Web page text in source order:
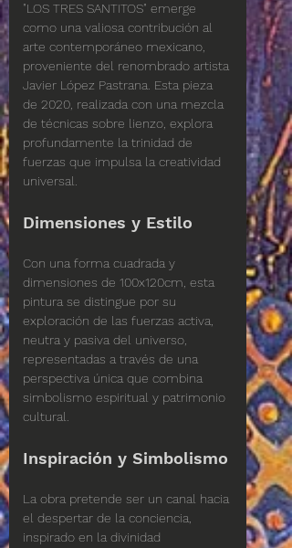
"LOS TRES SANTITOS" emerge
como una valiosa contribución al
arte contemporáneo mexicano,
proveniente del renombrado artista
Javier López Pastrana. Esta pieza
de 2020, realizada con una mezcla
de técnicas sobre lienzo, explora
profundamente la trinidad de
fuerzas que impulsa la creatividad
universal.
Dimensiones y Estilo
Con una forma cuadrada y
dimensiones de 100x120cm, esta
pintura se distingue por su
exploración de las fuerzas activa,
neutra y pasiva del universo,
representadas a través de una
perspectiva única que combina
simbolismo espiritual y patrimonio
cultural.
Inspiración y Simbolismo
La obra pretende ser un canal hacia
el despertar de la conciencia,
inspirado en la divinidad